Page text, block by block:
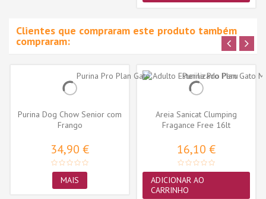
Clientes que compraram este produto também
compraram:
Purina Dog Chow Senior com
Frango
34,90 €
MAIS
Areia Sanicat Clumping
Fragance Free 16lt
16,10 €
ADICIONAR AO
CARRINHO